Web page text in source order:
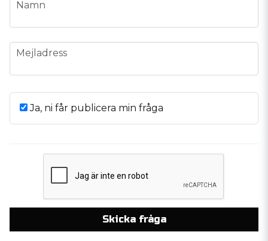
Namn
email
Mejladress
Ja, ni får publicera min fråga
Skicka fråga